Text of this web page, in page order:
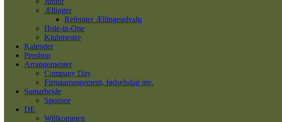
Ællinger
Referater Ællingeudvalg
Hole-in-One
Klubmestre
Kalender
Proshop
Arrangementer
Company Day
Firmaarrangement, fødselsdag mv.
Samarbejde
Sponsor
DE
Willkommen